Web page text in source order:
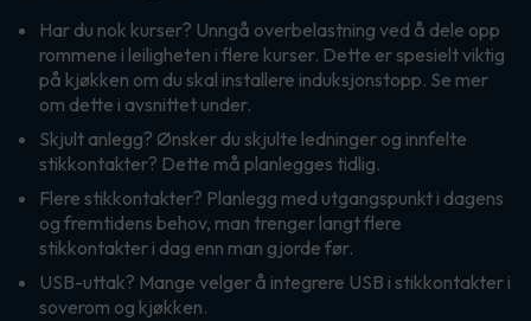
Har du nok kurser? Unngå overbelastning ved å dele opp
rommene i leiligheten i flere kurser. Dette er spesielt viktig
på kjøkken om du skal installere induksjonstopp. Se mer
om dette i avsnittet under.
Skjult anlegg? Ønsker du skjulte ledninger og innfelte
stikkontakter? Dette må planlegges tidlig.
Flere stikkontakter? Planlegg med utgangspunkt i dagens
og fremtidens behov, man trenger langt flere
stikkontakter i dag enn man gjorde før.
USB-uttak? Mange velger å integrere USB i stikkontakter i
soverom og kjøkken.